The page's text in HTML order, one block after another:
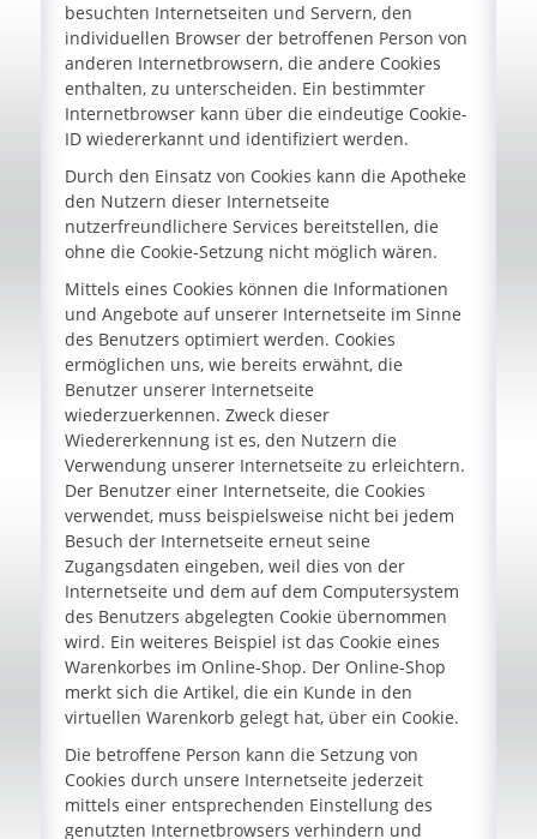
besuchten Internetseiten und Servern, den
individuellen Browser der betroffenen Person von
anderen Internetbrowsern, die andere Cookies
enthalten, zu unterscheiden. Ein bestimmter
Internetbrowser kann über die eindeutige Cookie-
ID wiedererkannt und identifiziert werden.
Durch den Einsatz von Cookies kann die Apotheke
den Nutzern dieser Internetseite
nutzerfreundlichere Services bereitstellen, die
ohne die Cookie-Setzung nicht möglich wären.
Mittels eines Cookies können die Informationen
und Angebote auf unserer Internetseite im Sinne
des Benutzers optimiert werden. Cookies
ermöglichen uns, wie bereits erwähnt, die
Benutzer unserer Internetseite
wiederzuerkennen. Zweck dieser
Wiedererkennung ist es, den Nutzern die
Verwendung unserer Internetseite zu erleichtern.
Der Benutzer einer Internetseite, die Cookies
verwendet, muss beispielsweise nicht bei jedem
Besuch der Internetseite erneut seine
Zugangsdaten eingeben, weil dies von der
Internetseite und dem auf dem Computersystem
des Benutzers abgelegten Cookie übernommen
wird. Ein weiteres Beispiel ist das Cookie eines
Warenkorbes im Online-Shop. Der Online-Shop
merkt sich die Artikel, die ein Kunde in den
virtuellen Warenkorb gelegt hat, über ein Cookie.
Die betroffene Person kann die Setzung von
Cookies durch unsere Internetseite jederzeit
mittels einer entsprechenden Einstellung des
genutzten Internetbrowsers verhindern und